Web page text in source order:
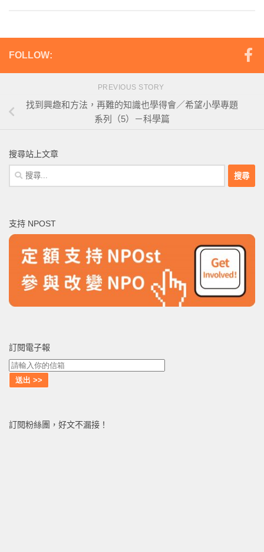
FOLLOW:
PREVIOUS STORY
找到興趣和方法，再難的知識也學得會／希望小學專題
系列（5）－科學篇
搜尋站上文章
搜
尋
字:
支持 NPOST
訂閱電子報
訂閱粉絲團，好文不漏接！